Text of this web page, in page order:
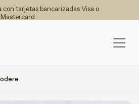
con tarjetas bancarizadas Visa o
Mastercard